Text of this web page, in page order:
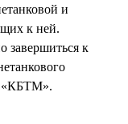
и
к ней.
завершиться к
«КБТМ».